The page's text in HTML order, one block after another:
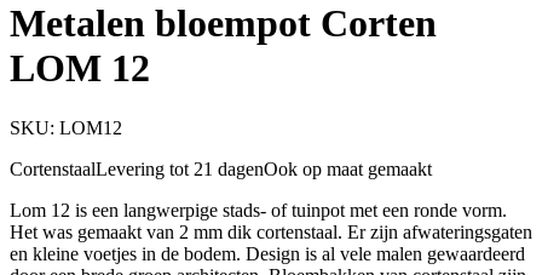
Metalen bloempot Corten
LOM 12
SKU: LOM12
CortenstaalLevering tot 21 dagenOok op maat gemaakt
Lom 12 is een langwerpige stads- of tuinpot met een ronde vorm.
Het was gemaakt van 2 mm dik cortenstaal. Er zijn afwateringsgaten
en kleine voetjes in de bodem. Design is al vele malen gewaardeerd